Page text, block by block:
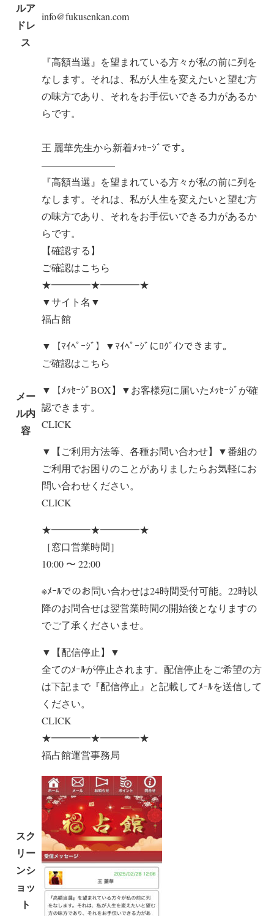
ルア
ドレ
ス
info@fukusenkan.com
メー
ル内
容
『高額当選』を望まれている方々が私の前に列を
なします。それは、私が人生を変えたいと望む方
の味方であり、それをお手伝いできる力があるか
らです。
王 麗華先生から新着ﾒｯｾｰｼﾞです。
———————–
『高額当選』を望まれている方々が私の前に列を
なします。それは、私が人生を変えたいと望む方
の味方であり、それをお手伝いできる力があるか
らです。
【確認する】
ご確認はこちら
★━━━━★━━━━★
▼サイト名▼
福占館
▼【ﾏｲﾍﾟｰｼﾞ】▼ﾏｲﾍﾟｰｼﾞにﾛｸﾞｲﾝできます。
ご確認はこちら
▼【ﾒｯｾｰｼﾞBOX】▼お客様宛に届いたﾒｯｾｰｼﾞが確
認できます。
CLICK
▼【ご利用方法等、各種お問い合わせ】▼番組の
ご利用でお困りのことがありましたらお気軽にお
問い合わせください。
CLICK
★━━━━★━━━━★
［窓口営業時間］
10:00 〜 22:00
※ﾒｰﾙでのお問い合わせは24時間受付可能。22時以
降のお問合せは翌営業時間の開始後となりますの
でご了承くださいませ。
▼【配信停止】▼
全てのﾒｰﾙが停止されます。配信停止をご希望の方
は下記まで『配信停止』と記載してﾒｰﾙを送信して
ください。
CLICK
★━━━━★━━━━★
福占館運営事務局
スク
リー
ンシ
ョッ
ト